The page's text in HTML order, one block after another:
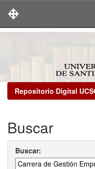
Repositorio Digital
Buscar
Buscar: